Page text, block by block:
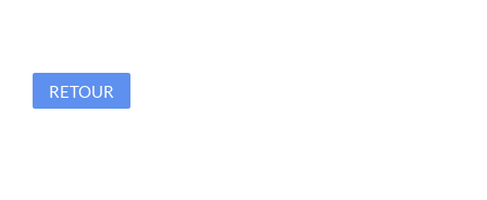
RETOUR